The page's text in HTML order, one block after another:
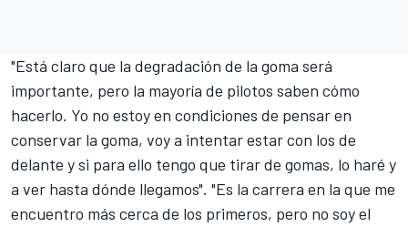
"Está claro que la degradación de la goma será
importante, pero la mayoría de pilotos saben cómo
hacerlo. Yo no estoy en condiciones de pensar en
conservar la goma, voy a intentar estar con los de
delante y si para ello tengo que tirar de gomas, lo haré y
a ver hasta dónde llegamos". "Es la carrera en la que me
encuentro más cerca de los primeros, pero no soy el